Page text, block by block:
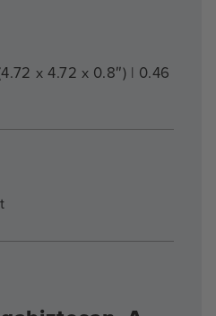
x 4.72 x 0.8″) | 0.46